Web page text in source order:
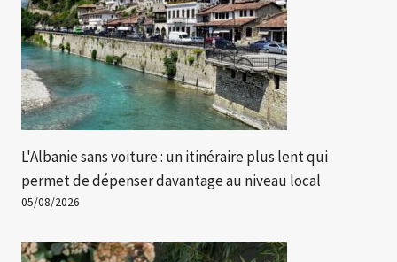
L'Albanie sans voiture : un itinéraire plus lent qui
permet de dépenser davantage au niveau local
05/08/2026